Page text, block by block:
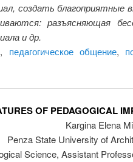
создать благоприятные
разъясняющая
и др.
, педагогическое общение,
OF PEDAGOGICAL
Kargina Elena
Penza State University of
Science, Assistant